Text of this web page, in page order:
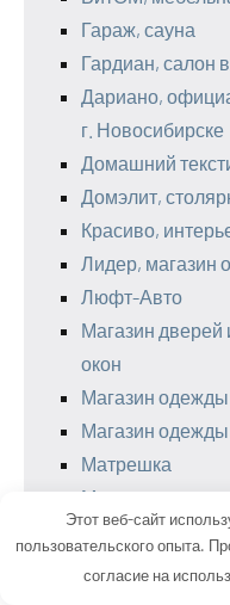
Гараж, сауна
Гардиан, салон
Дариано,
г. Новосибирске
Домашний
Домэлит,
Красиво,
Лидер, магазин
Люфт-Авто
Магазин дверей
окон
Магазин одежды
Магазин одежды
Матрешка
Меандр, салон
Мир дверей,
Мир уюта,
Этот веб-сайт
пользовательского опыта.
согласие на